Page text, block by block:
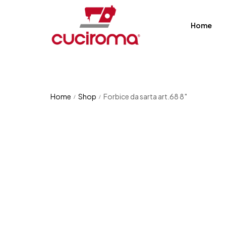
Home
Home / Shop / Forbice da sarta art.68 8″